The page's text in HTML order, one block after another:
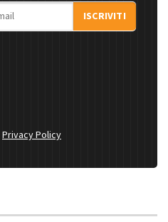
ISCRIVITI
Privacy Policy